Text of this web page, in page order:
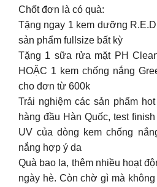
Chốt đơn là có quà:
Tặng ngay 1 kem dưỡng
sản phẩm fullsize bất kỳ
Tặng 1 sữa rửa mặt PH
HOẶC 1 kem chống nắng
cho đơn từ 600k
Trải nghiệm các sản phẩm
hàng đầu Hàn Quốc, test
UV của dòng kem chống
nắng hợp ý da
Quà bao la, thêm nhiều hoạt
ngày hè. Còn chờ gì mà